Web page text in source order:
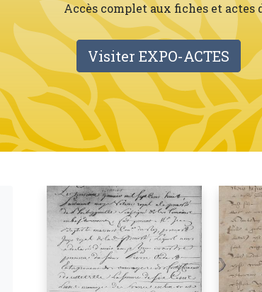
et actes de la base de
Visiter EXPO-ACTES